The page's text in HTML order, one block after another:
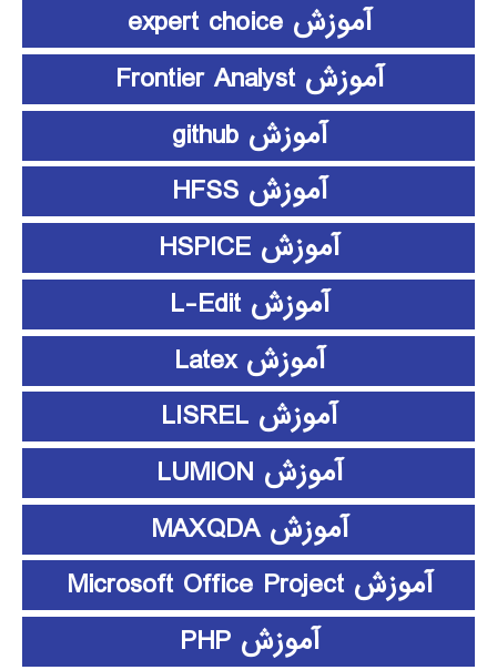
آموزش expert choice
آموزش Frontier Analyst
آموزش github
آموزش HFSS
آموزش HSPICE
آموزش L-Edit
آموزش Latex
آموزش LISREL
آموزش LUMION
آموزش MAXQDA
آموزش Microsoft Office Project
آموزش PHP